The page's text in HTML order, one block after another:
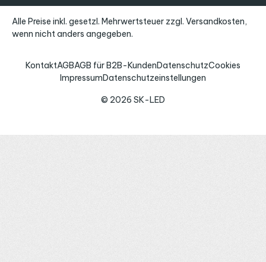
Alle Preise inkl. gesetzl. Mehrwertsteuer zzgl. Versandkosten,
wenn nicht anders angegeben.
© 2026 SK-LED
KontaktAGBAGB für B2B-KundenDatenschutzCookies
ImpressumDatenschutzeinstellungen